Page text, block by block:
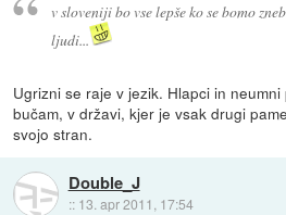
v sloveniji bo vse lepše ko se bomo
ljudi...
Ugrizni se raje v jezik. Hlapci in
bučam, v državi, kjer je vsak drugi
svojo stran.
Double_J
:: 13. apr 2011, 17:54